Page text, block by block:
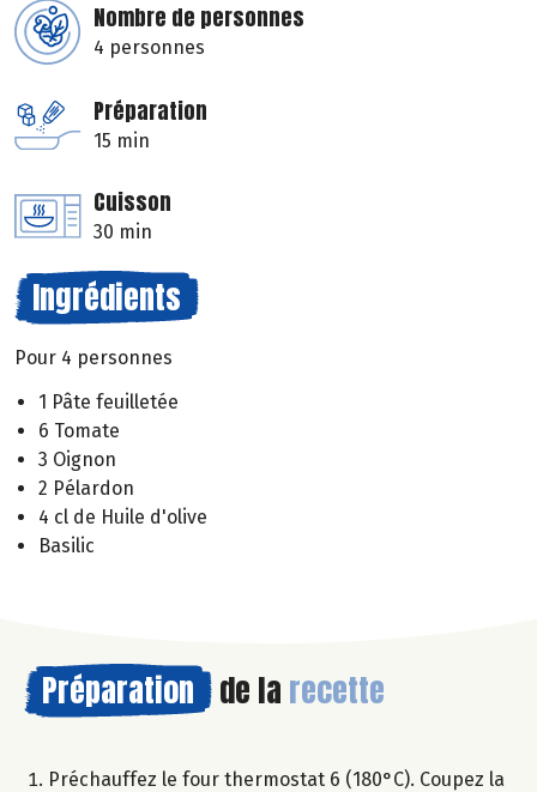
Nombre de personnes
4 personnes
Préparation
15 min
Cuisson
30 min
Ingrédients
Pour 4 personnes
1 Pâte feuilletée
6 Tomate
3 Oignon
2 Pélardon
4 cl de Huile d'olive
Basilic
Préparation de la recette
Préchauffez le four thermostat 6 (180°C). Coupez la